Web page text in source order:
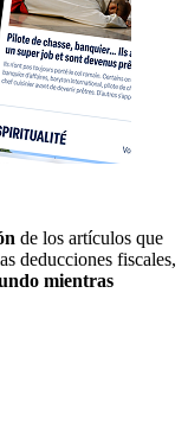
de los artículos que
deducciones fiscales,
mientras